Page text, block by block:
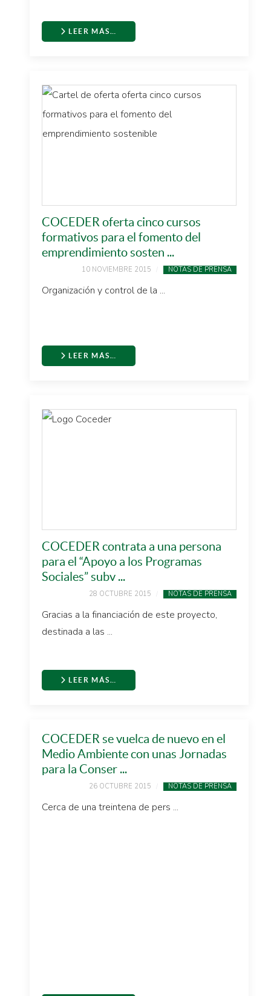
LEER MÁS…
COCEDER oferta cinco cursos
formativos para el fomento del
emprendimiento sosten ...
10 NOVIEMBRE 2015 NOTAS DE PRENSA
Organización y control de la ...
LEER MÁS…
COCEDER contrata a una persona
para el “Apoyo a los Programas
Sociales” subv ...
28 OCTUBRE 2015 NOTAS DE PRENSA
Gracias a la financiación de este proyecto,
destinada a las ...
LEER MÁS…
COCEDER se vuelca de nuevo en el
Medio Ambiente con unas Jornadas
para la Conser ...
26 OCTUBRE 2015 NOTAS DE PRENSA
Cerca de una treintena de pers ...